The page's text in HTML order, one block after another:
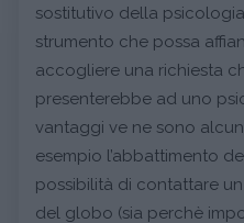
sostitutivo della
strumento che possa
accogliere una richiesta
presenterebbe ad uno
vantaggi ve ne sono
esempio l’abbattimento
possibilità di contattare
del globo (sia perchè